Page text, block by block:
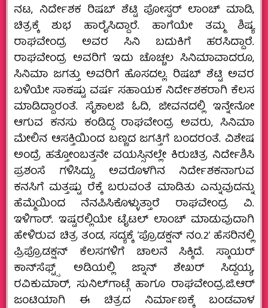
ನಟ, ನಿರ್ದೇಶಕ ರಿಷಬ್‌ ಶೆಟ್ಟಿ ಪೋಸ್ಟರ್‌ ಲಾಂಚ್‌ ಮಾಡಿ,
ಚಿತ್ರಕ್ಕೆ ಶುಭ ಹಾರೈಸಿದ್ದಾರೆ. ಹಾಗೆಯೇ ತಮ್ಮ ಶಿಷ್ಯ
ರಾಘವೇಂದ್ರ ಅವರ ಸಿನಿ ಬದುಕಿಗೆ ಹರಸಿದ್ದಾರೆ.
ರಾಘವೇಂದ್ರ ಅವರಿಗೆ ಇದು ಚೊಚ್ಚಲ ಸಿನಿಮಾವಾದರೂ,
ಸಿನಿಮಾ ಜಗತ್ತು ಅವರಿಗೆ ಹೊಸದಲ್ಲ. ರಿಷಬ್‌ ಶೆಟ್ಟಿ ಅವರ
ಬಳಿಯೇ ಸಾಕಷ್ಟು ವರ್ಷ ಸಹಾಯಕ ನಿರ್ದೇಶಕರಾಗಿ ಕೆಲಸ
ಮಾಡಿದ್ದಾರಂತೆ. ಸೈಕಾಲಜಿ ಓದಿ, ಜೀವನದಲ್ಲಿ ಇನ್ನೇನೋ
ಆಗುವ ಕನಸು ಕಂಡಿದ್ದ ರಾಘವೇಂದ್ರ ಅವರು, ಸಿನಿಮಾ
ಮೇಲಿನ ಆಸಕ್ತಿಯಿಂದ ಬಣ್ಣದ ಜಗತ್ತಿಗೆ ಬಂದರಂತೆ. ವಿಶೇಷ
ಅಂದ್ರೆ ಹತ್ತೋಂಬತ್ತನೇ ವಯಸ್ಸಿನಲ್ಲೇ ಕಿರುಚಿತ್ರ ನಿರ್ದೇಶಿಸಿ
ಪ್ರಶಂಸೆ ಗಳಿಸಿದ್ದು, ಅವರೊಳಗಿನ ನಿರ್ದೇಶಕನಾಗುವ
ಕನಸಿಗೆ ಮತ್ತಷ್ಟು ರೆಕ್ಕೆ ಬರುವಂತೆ ಮಾಡಿತು ಎನ್ನುವುದನ್ನು
ಹೆಮ್ಮೆಯಿಂದ ನೆನಪಿಸಿಕೊಳ್ಳುತ್ತಾರೆ ರಾಘವೇಂದ್ರ ವಿ.
ಇಳಿಗಾರ್.‌ ಇಷ್ಟರಲ್ಲಿಯೇ ಟೈಟಲ್‌ ಲಾಂಚ್‌ ಮಾಡುವುದಾಗಿ
ಹೇಳಿರುವ ಚಿತ್ರ ತಂಡ, ಸದ್ಯಕ್ಕೆ ’ಪ್ರೊಡಕ್ಷನ್ ನಂ.2’ ಹೆಸರಿನಲ್ಲಿ
ಪ್ರಿಪ್ರೊಡಕ್ಷನ್ ಕೆಲಸಗಳಿಗೆ ಚಾಲನೆ ಸಿಕ್ಕಿದೆ. ಸ್ಕಾಯರ್‌
ಕಾನ್‌ಸೆಫ್ಟ್ಸ್‌ ಅಡಿಯಲ್ಲಿ ಜ್ನಾನ್‌ ಶೇಖರ್‌ ಸಿದ್ದಯ್ಯ,
ರವಿಕುಮಾರ್, ಸುನಿಲ್‌ಗಾಟ್ಗೆ ಹಾಗೂ ರಾಘವೇಂದ್ರ.ಜಿ.ಆರ್
ಜಂಟಿಯಾಗಿ ಈ ಚಿತ್ರದ ನಿರ್ಮಾಣಕ್ಕೆ ಬಂಡವಾಳ